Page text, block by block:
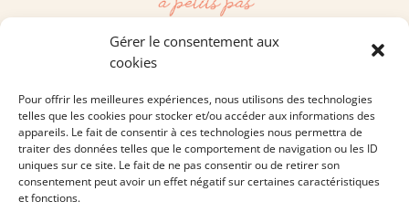
Gérer le consentement aux
cookies
Pour offrir les meilleures expériences, nous utilisons des technologies
telles que les cookies pour stocker et/ou accéder aux informations des
appareils. Le fait de consentir à ces technologies nous permettra de
traiter des données telles que le comportement de navigation ou les ID
uniques sur ce site. Le fait de ne pas consentir ou de retirer son
consentement peut avoir un effet négatif sur certaines caractéristiques
et fonctions.
CONTACTEZ-MOI
ON SE RETROUVE ICI :